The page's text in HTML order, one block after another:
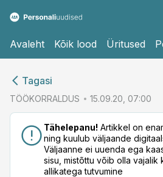
Avaleht Kõik lood Üritused
Tagasi
TÖÖKORRALDUS 15.09.20, 07:00
Tähelepanu! Artikkel on
ning kuulub väljaande
Väljaanne ei uuenda ega
sisu, mistõttu võib olla vajalik
allikatega tutvumine